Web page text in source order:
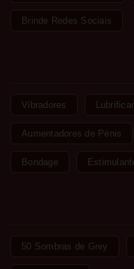
Brinde Redes Sociais
Vibradores
Aumentadores de Pénis
Bondage
50 Sombras de Grey